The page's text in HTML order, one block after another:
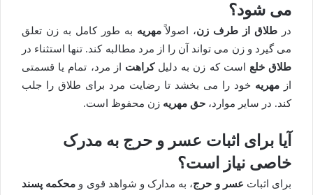
می شود؟
در طلاق از طرف زن، اصولاًمهریه به طور کامل به زن تعلق
می گیرد و زن می تواند آن را از مرد مطالبه کند. تنها استثناء در
طلاق خلع است که زن به دلیلکراهت از مرد، تمام یا قسمتی
از مهریه خود را می بخشد تا رضایت مرد برای طلاق را جلب
کند. در سایر موارد، حق مهریه زن محفوظ است.
آیا برای اثبات عسر و حرج به مدرک
خاصی نیاز است؟
برای اثبات عسر و حرج، به مدارک و شواهد قوی و محکمه پسند